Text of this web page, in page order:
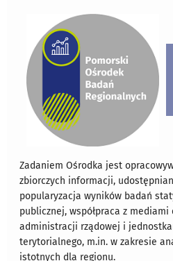
Zadaniem Ośrodka jest
zbiorczych informacji,
popularyzacja wyników badań
publicznej, współpraca z mediami
administracji rządowej i
terytorialnego, m.in. w zakresie
istotnych dla regionu.